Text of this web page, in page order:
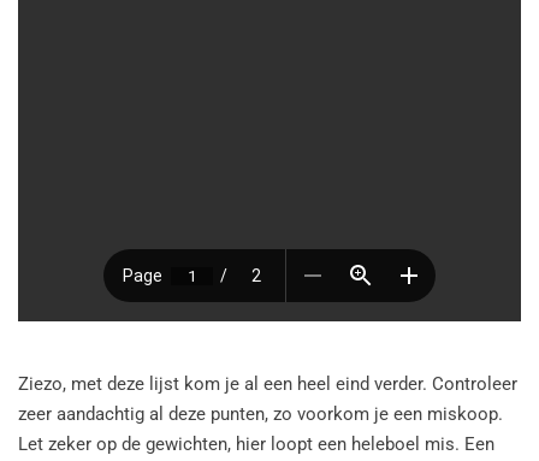
Ziezo, met deze lijst kom je al een heel eind verder. Controleer
zeer aandachtig al deze punten, zo voorkom je een miskoop.
Let zeker op de gewichten, hier loopt een heleboel mis. Een